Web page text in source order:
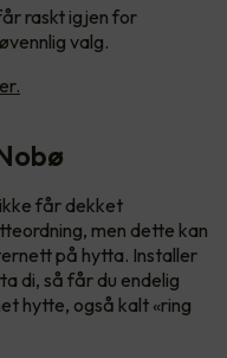
raskt igjen for
valg.
får dekket
men dette kan
på hytta. Installer
di, så får du endelig
hytte, også kalt «ring